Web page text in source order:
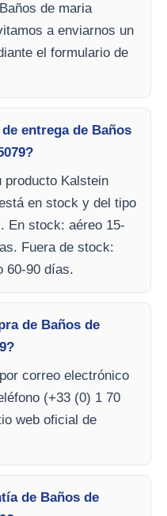
de maria
a enviarnos un
el formulario de
entrega de Baños
producto Kalstein
en stock y del tipo
En stock: aéreo 15-
Fuera de stock:
60-90 días.
de Baños de
correo electrónico
(+33 (0) 1 70
web oficial de
de Baños de